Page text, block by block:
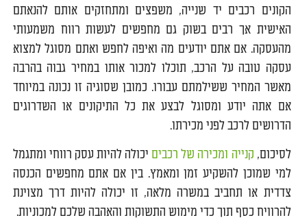
הקונים רכבים יד שנייה, משפצים ומתחזקים אותם להנאתם
האישית אך רבים בשוק גם מחפשים לעשות רווח משמעותי
מהעסקה. אם אתם יודעים מה ואיפה לחפש ואתם מסוגל למצוא
עסקה טובה על הרכב, תוכלו למכור אותו במחיר גבוה בהרבה
מאשר המחיר ששילמתם עבורו. כמובן שסוגיה זו נכונה במיוחד
אם אתה יודע ומסוגל לבצע את כל התיקונים או השדרוגים
הדרושים לרכב לפני מכירתו.
לסיכום, קנייה ומכירה של רכביםיכולה להיות עסק רווחי ומתגמל
למי שמוכן להשקיע זמן ומאמץ. בין אם אתם מחפשים הכנסה
צדדית או תחביב במשרה מלאה, זו יכולה להיות דרך מצוינת
להרוויח כסף תוך כדי מימוש התשוקות והאהבה שלכם למכוניות.